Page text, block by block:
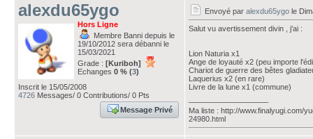
alexdu65ygo
Hors Ligne
Membre Banni depuis le
19/10/2012 sera débanni le
15/03/2021
Grade : [Kuriboh]
Echanges 0 % (3)
Inscrit le 15/05/2008
4726 Messages/ 0 Contributions/ 0 Pts
Message Privé
Envoyé par alexdu65ygo le
Salut vu avertissement divin , j'ai :
Lion Naturia x1
Ange de loyauté x2 (peu importe
Chariot de guerre des bêtes
Laquerius x2 (en rare)
Livre de la lune x1 (commune)
Ma liste : http://www.finalyugi.com/
24980.html